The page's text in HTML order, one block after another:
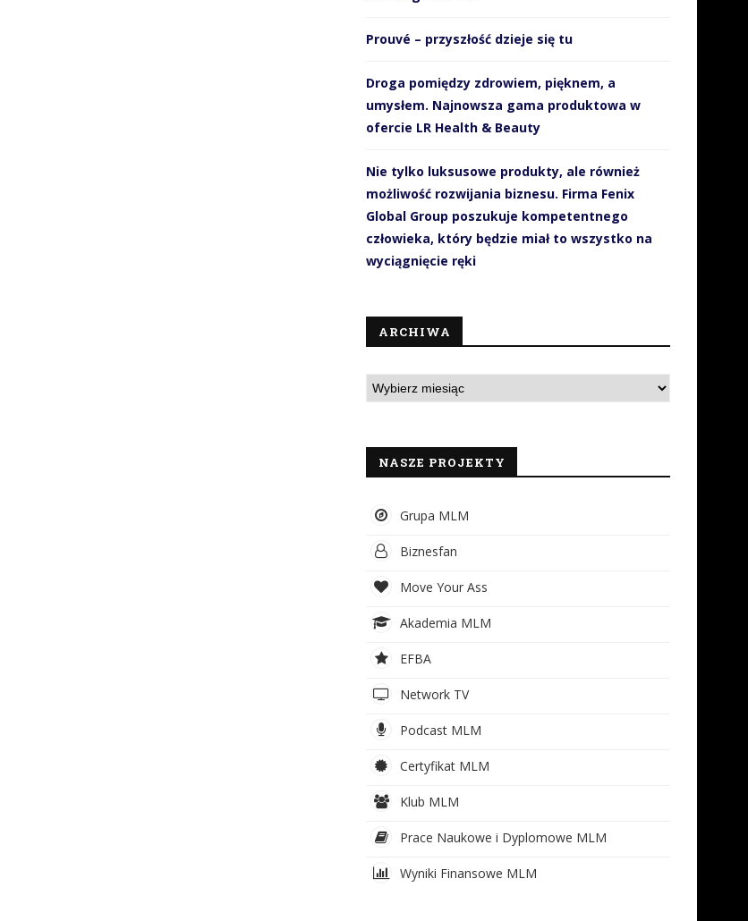
Prouvé – przyszłość dzieje się tu
Droga pomiędzy zdrowiem, pięknem, a
umysłem. Najnowsza gama produktowa w
ofercie LR Health & Beauty
Nie tylko luksusowe produkty, ale również
możliwość rozwijania biznesu. Firma Fenix
Global Group poszukuje kompetentnego
człowieka, który będzie miał to wszystko na
wyciągnięcie ręki
ARCHIWA
NASZE PROJEKTY
Grupa MLM
Biznesfan
Move Your Ass
Akademia MLM
EFBA
Network TV
Podcast MLM
Certyfikat MLM
Klub MLM
Prace Naukowe i Dyplomowe MLM
Wyniki Finansowe MLM